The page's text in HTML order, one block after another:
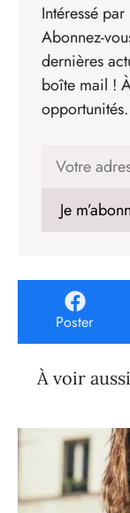
Intéressé
Abonnez-
dernières
boîte mail !
opportunités.
Poster
À voir